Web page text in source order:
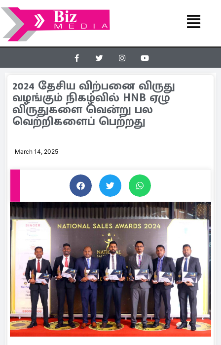
2024 தேசிய விற்பனை விருது
வழங்கும் நிகழ்வில் HNB ஏழு
விருதுகளை வென்று பல
வெற்றிகளைப் பெற்றது
March 14, 2025